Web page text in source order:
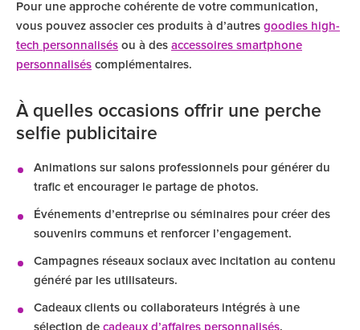
Pour une approche cohérente de votre communication,
vous pouvez associer ces produits à d’autres goodies high-
tech personnalisés ou à des accessoires smartphone
personnalisés complémentaires.
À quelles occasions offrir une perche
selfie publicitaire
Animations sur salons professionnels pour générer du
trafic et encourager le partage de photos.
Événements d’entreprise ou séminaires pour créer des
souvenirs communs et renforcer l’engagement.
Campagnes réseaux sociaux avec incitation au contenu
généré par les utilisateurs.
Cadeaux clients ou collaborateurs intégrés à une
sélection de cadeaux d’affaires personnalisés.